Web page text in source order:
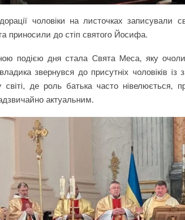
чоловіки на листочках записували
приносили до стіп святого Йосифа.
подією дня стала Свята Меса, яку
звернувся до присутніх чоловіків
світі, де роль батька часто нівелюється,
актуальним.